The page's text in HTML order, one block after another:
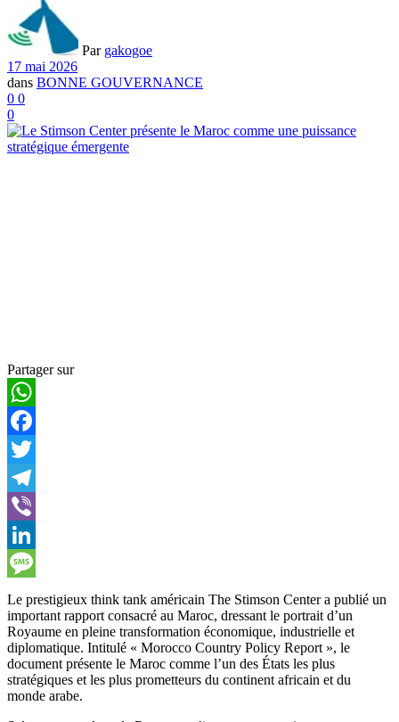
Par gakogoe
17 mai 2026
dans BONNE GOUVERNANCE
0 0
0
Partager sur
WhatsApp
Facebook
Twitter
Telegram
Viber
LinkedIn
Message
Le prestigieux think tank américain The Stimson Center a publié un
important rapport consacré au Maroc, dressant le portrait d’un
Royaume en pleine transformation économique, industrielle et
diplomatique. Intitulé « Morocco Country Policy Report », le
document présente le Maroc comme l’un des États les plus
stratégiques et les plus prometteurs du continent africain et du
monde arabe.